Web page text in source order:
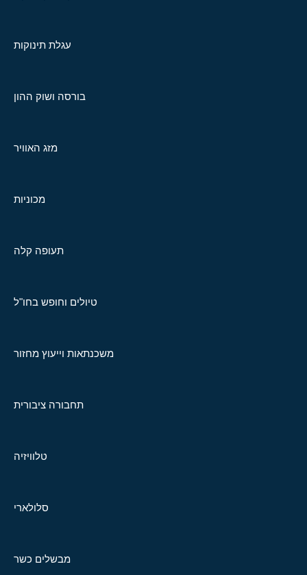
עגלת תינוקות
בורסה ושוק ההון
מזג האוויר
מכוניות
תעופה קלה
טיולים וחופש בחו"ל
משכנתאות וייעוץ מחזור
תחבורה ציבורית
טלוויזיה
סלולארי
מבשלים כשר